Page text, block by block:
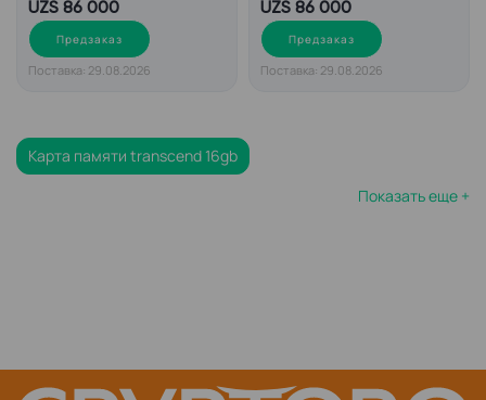
UZS 86 000
Предзаказ
Поставка: 29.08.2026
UZS 86 000
Предзаказ
Поставка: 29.08.2026
Карта памяти transcend 16gb
Микро сд карта на 32 гб
Карта памяти sdxc transcend
Показать еще +